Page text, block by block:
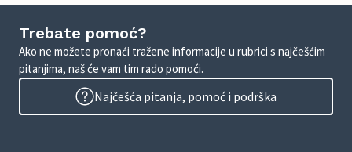
Trebate pomoć?
Ako ne možete pronaći tražene informacije u rubrici s najčešćim
pitanjima, naš će vam tim rado pomoći.
Najčešća pitanja, pomoć i podrška